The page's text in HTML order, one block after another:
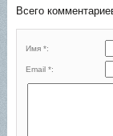
Всего
Имя *:
Email *: